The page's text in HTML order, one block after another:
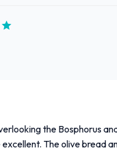
the Bosphorus
The olive bread